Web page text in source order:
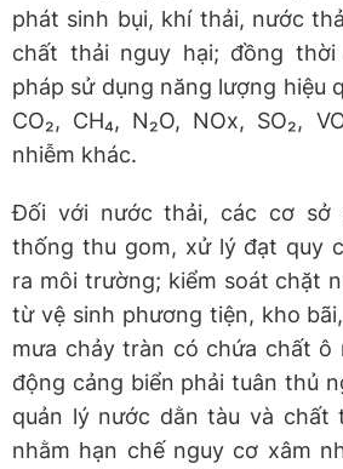
phát sinh bụi, khí thải, nước
chất thải nguy hại; đồng
pháp sử dụng năng lượng hiệu
CO₂, CH₄, N₂O, NOx, SO₂,
nhiễm khác.
Đối với nước thải, các cơ sở
thống thu gom, xử lý đạt quy
ra môi trường; kiểm soát chặt
từ vệ sinh phương tiện, kho
mưa chảy tràn có chứa chất ô
động cảng biển phải tuân thủ
quản lý nước dằn tàu và chất
nhằm hạn chế nguy cơ xâm